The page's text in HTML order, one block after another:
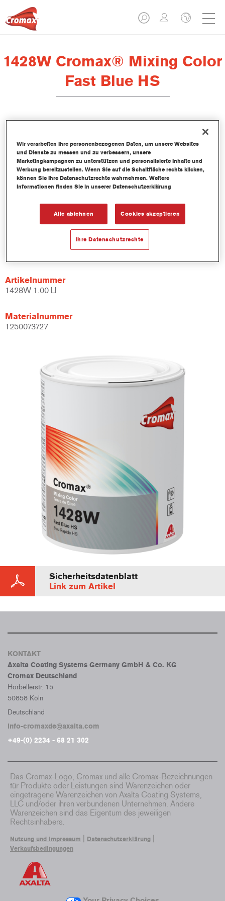
1428W Cromax® Mixing Color
Fast Blue HS
Dieses wasserbasierte Mischlackkonzentrat ist Teil des Cromax
Basislacksystems.
Produktmerkmale
Hervorragende Farbtongenauigkeit.
Einfache Nass-in-Nass-Anwendung.
Kontinuierlich aktualisierte Datenbank mit mehr als 30.000
Uni-, Metallic- und Perleffekt-Farbtonformeln.
Artikelnummer
1428W 1.00 LI
Materialnummer
1250073727
Sicherheitsdatenblatt
Link zum Artikel
KONTAKT
Axalta Coating Systems Germany GmbH & Co. KG
Cromax Deutschland
Horbellerstr. 15
50858 Köln
Deutschland
info-cromaxde@axalta.com
+49-(0) 2234 - 68 21 302
Das Cromax-Logo, Cromax und alle Cromax-Bezeichnungen
für Produkte oder Leistungen sind Warenzeichen oder
eingetragene Warenzeichen von Axalta Coating Systems,
LLC und/oder ihren verbundenen Unternehmen. Andere
Warenzeichen sind das Eigentum des jeweiligen
Rechtsinhabers.
Nutzung und Impressum Datenschutzerklärung
Verkaufsbedingungen
Wir verarbeiten Ihre personenbezogenen Daten, um unsere Websites
und Dienste zu messen und zu verbessern, unsere
Marketingkampagnen zu unterstützen und personalisierte Inhalte und
Werbung bereitzustellen. Wenn Sie auf die Schaltfläche rechts klicken,
können Sie Ihre Datenschutzrechte wahrnehmen. Weitere
Informationen finden Sie in unserer Datenschutzerklärung
Alle ablehnen Cookies akzeptieren
Ihre Datenschutzrechte